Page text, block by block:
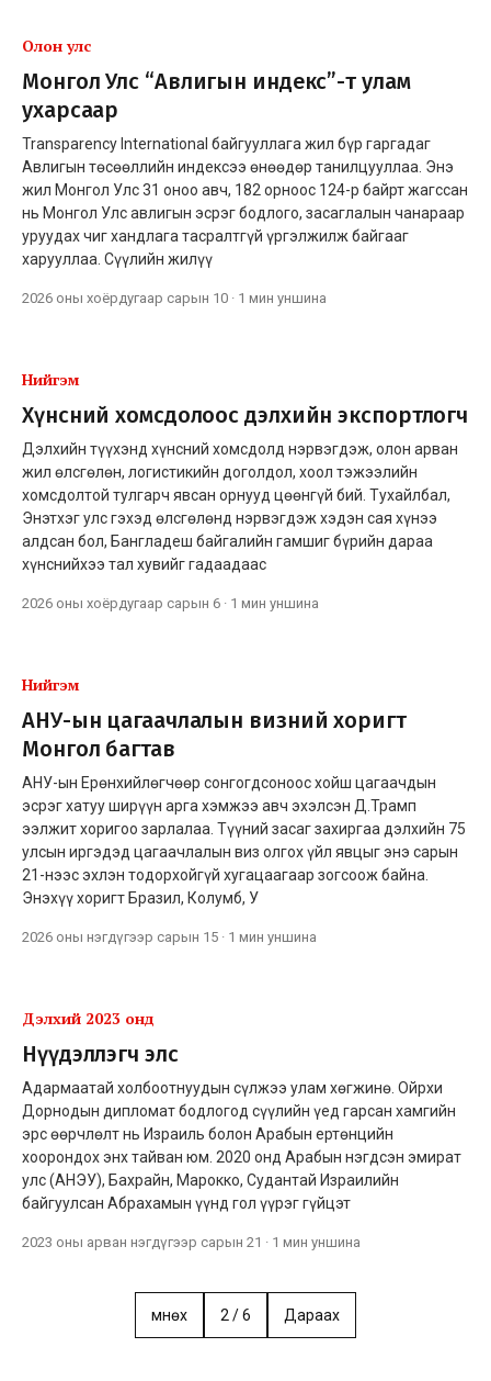
Олон улс
Монгол Улс “Авлигын индекс”-т улам
ухарсаар
Transparency International байгууллага жил бүр гаргадаг
Авлигын төсөөллийн индексээ өнөөдөр танилцууллаа. Энэ
жил Монгол Улс 31 оноо авч, 182 орноос 124-р байрт жагссан
нь Монгол Улс авлигын эсрэг бодлого, засаглалын чанараар
уруудах чиг хандлага тасралтгүй үргэлжилж байгааг
харууллаа. Сүүлийн жилүү
2026 оны хоёрдугаар сарын 10 · 1 мин уншина
Нийгэм
Хүнсний хомсдолоос дэлхийн экспортлогч
Дэлхийн түүхэнд хүнсний хомсдолд нэрвэгдэж, олон арван
жил өлсгөлөн, логистикийн доголдол, хоол тэжээлийн
хомсдолтой тулгарч явсан орнууд цөөнгүй бий. Тухайлбал,
Энэтхэг улс гэхэд өлсгөлөнд нэрвэгдэж хэдэн сая хүнээ
алдсан бол, Бангладеш байгалийн гамшиг бүрийн дараа
хүнснийхээ тал хувийг гадаадаас
2026 оны хоёрдугаар сарын 6 · 1 мин уншина
Нийгэм
АНУ-ын цагаачлалын визний хоригт
Монгол багтав
АНУ-ын Ерөнхийлөгчөөр сонгогдсоноос хойш цагаачдын
эсрэг хатуу ширүүн арга хэмжээ авч эхэлсэн Д.Трамп
ээлжит хоригоо зарлалаа. Түүний засаг захиргаа дэлхийн 75
улсын иргэдэд цагаачлалын виз олгох үйл явцыг энэ сарын
21-нээс эхлэн тодорхойгүй хугацаагаар зогсоож байна.
Энэхүү хоригт Бразил, Колумб, У
2026 оны нэгдүгээр сарын 15 · 1 мин уншина
Дэлхий 2023 онд
Нүүдэллэгч элс
Адармаатай холбоотнуудын сүлжээ улам хөгжинө. Ойрхи
Дорнодын дипломат бодлогод сүүлийн үед гарсан хамгийн
эрс өөрчлөлт нь Израиль болон Арабын ертөнцийн
хоорондох энх тайван юм. 2020 онд Арабын нэгдсэн эмират
улс (АНЭУ), Бахрайн, Марокко, Судантай Израилийн
байгуулсан Абрахамын үүнд гол үүрэг гүйцэт
2023 оны арван нэгдүгээр сарын 21 · 1 мин уншина
Өмнөх 2 /6 Дараах